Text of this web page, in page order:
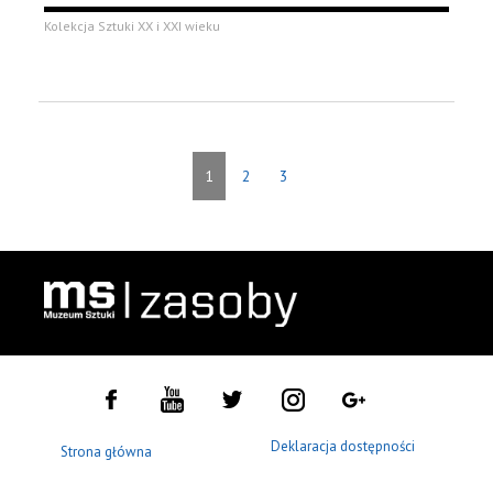
Kolekcja Sztuki XX i XXI wieku
1 2 3
Strona główna Deklaracja dostępności